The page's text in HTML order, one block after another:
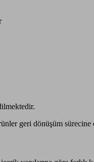
geri dönüşüm sürecine